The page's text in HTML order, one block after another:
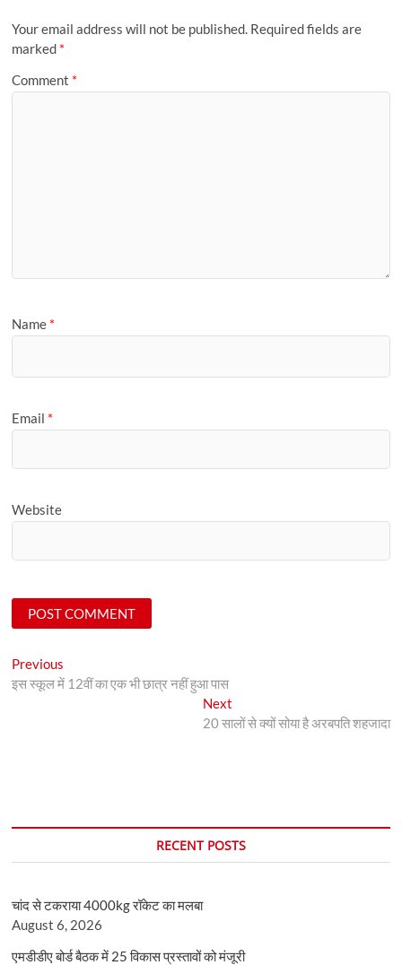
a
l
Your email address will not be published. Required fields are
marked *
Comment *
Name *
Email *
Website
Post
navigation
Previous
post:
इस स्कूल में 12वीं का एक भी छात्र नहीं हुआ पास
NextNext
post:
20 सालों से क्यों सोया है अरबपति शहजादा
RECENT POSTS
चांद से टकराया 4000kg रॉकेट का मलबा
August 6, 2026
एमडीडीए बोर्ड बैठक में 25 विकास प्रस्तावों को मंजूरी